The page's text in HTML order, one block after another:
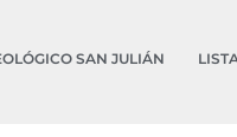
SAN JULIÁN